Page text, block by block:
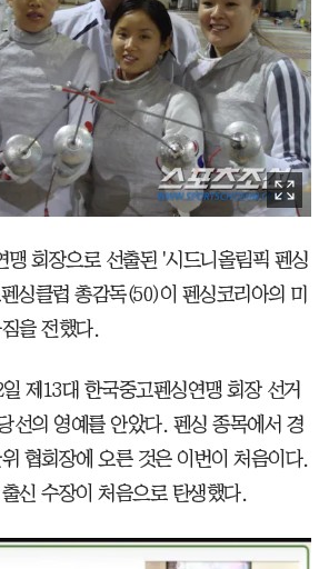
맹 회장으로 선출된 '시드니올림픽 펜싱
싱클럽 총감독(50)이 펜싱코리아의 미
을 전했다.
제13대 한국중고펜싱연맹 회장 선거
선의 영예를 안았다. 펜싱 종목에서 경
협회장에 오른 것은 이번이 처음이다.
신 수장이 처음으로 탄생했다.